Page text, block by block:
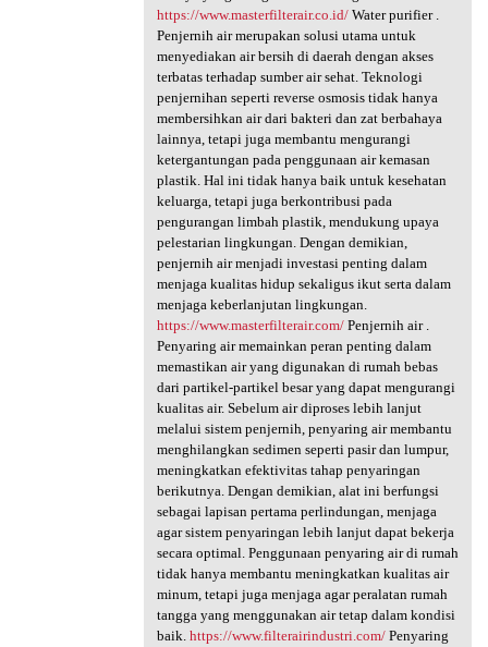
https://www.masterfilterair.co.id/Water purifier .
Penjernih air merupakan solusi utama untuk
menyediakan air bersih di daerah dengan akses
terbatas terhadap sumber air sehat. Teknologi
penjernihan seperti reverse osmosis tidak hanya
membersihkan air dari bakteri dan zat berbahaya
lainnya, tetapi juga membantu mengurangi
ketergantungan pada penggunaan air kemasan
plastik. Hal ini tidak hanya baik untuk kesehatan
keluarga, tetapi juga berkontribusi pada
pengurangan limbah plastik, mendukung upaya
pelestarian lingkungan. Dengan demikian,
penjernih air menjadi investasi penting dalam
menjaga kualitas hidup sekaligus ikut serta dalam
menjaga keberlanjutan lingkungan.
https://www.masterfilterair.com/Penjernih air .
Penyaring air memainkan peran penting dalam
memastikan air yang digunakan di rumah bebas
dari partikel-partikel besar yang dapat mengurangi
kualitas air. Sebelum air diproses lebih lanjut
melalui sistem penjernih, penyaring air membantu
menghilangkan sedimen seperti pasir dan lumpur,
meningkatkan efektivitas tahap penyaringan
berikutnya. Dengan demikian, alat ini berfungsi
sebagai lapisan pertama perlindungan, menjaga
agar sistem penyaringan lebih lanjut dapat bekerja
secara optimal. Penggunaan penyaring air di rumah
tidak hanya membantu meningkatkan kualitas air
minum, tetapi juga menjaga agar peralatan rumah
tangga yang menggunakan air tetap dalam kondisi
baik. https://www.filterairindustri.com/Penyaring